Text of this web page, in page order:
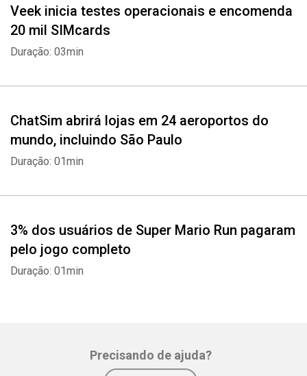
Veek inicia testes operacionais e encomenda
20 mil SIMcards
Duração: 03min
ChatSim abrirá lojas em 24 aeroportos do
mundo, incluindo São Paulo
Duração: 01min
3% dos usuários de Super Mario Run pagaram
pelo jogo completo
Duração: 01min
Precisando de ajuda?
Whatsapp